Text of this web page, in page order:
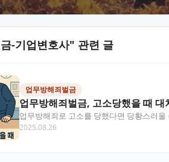
-기업변호사" 관련 글
업무방해죄벌금
업무방해죄벌금, 고소당했을 때
업무방해죄로 고소를 당했다면 당황스러
는 형법상 범죄로, 벌금부터 징역형까지 다
2025.08.26